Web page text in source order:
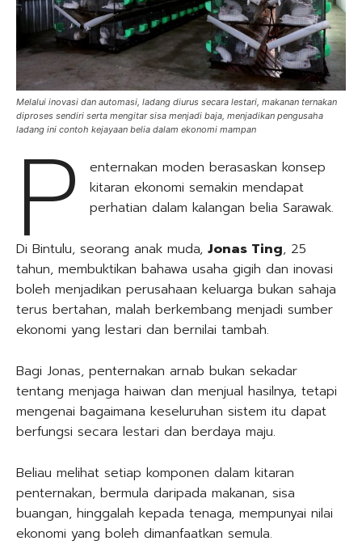
Melalui inovasi dan automasi, ladang diurus secara lestari, makanan ternakan
diproses sendiri serta mengitar sisa menjadi baja, menjadikan pengusaha
ladang ini contoh kejayaan belia dalam ekonomi mampan
P
enternakan moden berasaskan konsep
kitaran ekonomi semakin mendapat
perhatian dalam kalangan belia Sarawak.
Di Bintulu, seorang anak muda, Jonas Ting, 25
tahun, membuktikan bahawa usaha gigih dan inovasi
boleh menjadikan perusahaan keluarga bukan sahaja
terus bertahan, malah berkembang menjadi sumber
ekonomi yang lestari dan bernilai tambah.
Bagi Jonas, penternakan arnab bukan sekadar
tentang menjaga haiwan dan menjual hasilnya, tetapi
mengenai bagaimana keseluruhan sistem itu dapat
berfungsi secara lestari dan berdaya maju.
Beliau melihat setiap komponen dalam kitaran
penternakan, bermula daripada makanan, sisa
buangan, hinggalah kepada tenaga, mempunyai nilai
ekonomi yang boleh dimanfaatkan semula.